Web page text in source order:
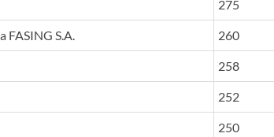
275
S.A. 260
258
252
250